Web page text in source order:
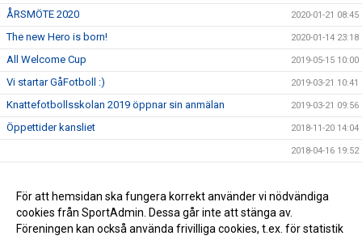
ÅRSMÖTE 2020 2020-01-21 08:45
The new Hero is born! 2020-01-14 23:18
All Welcome Cup 2019-05-15 10:00
Vi startar GåFotboll :) 2019-03-21 10:41
Knattefotbollsskolan 2019 öppnar sin anmälan 2019-03-21 09:56
Öppettider kansliet 2018-11-20 14:04
2018-04-16 19:52
Sparbankens stipendier 2018-01-03 16:11
IdrottOnline 2017-12-28 10:45
För att hemsidan ska fungera korrekt använder vi nödvändiga
cookies från SportAdmin. Dessa går inte att stänga av.
Föreningen kan också använda frivilliga cookies, t.ex. för statistik